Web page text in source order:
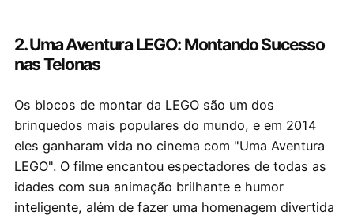
2. Uma Aventura LEGO: Montando Sucesso
nas Telonas
Os blocos de montar da LEGO são um dos
brinquedos mais populares do mundo, e em 2014
eles ganharam vida no cinema com "Uma Aventura
LEGO". O filme encantou espectadores de todas as
idades com sua animação brilhante e humor
inteligente, além de fazer uma homenagem divertida